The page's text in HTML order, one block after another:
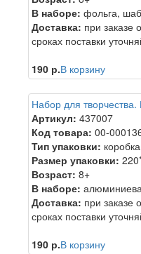
В наборе: фольга,
Доставка: при заказе
сроках поставки
190 р.В корзину
Набор для
Артикул: 437007
Код товара: 00-
Тип упаковки:
Размер упаковки:
Возраст: 8+
В наборе:
Доставка: при заказе
сроках поставки
190 р.В корзину